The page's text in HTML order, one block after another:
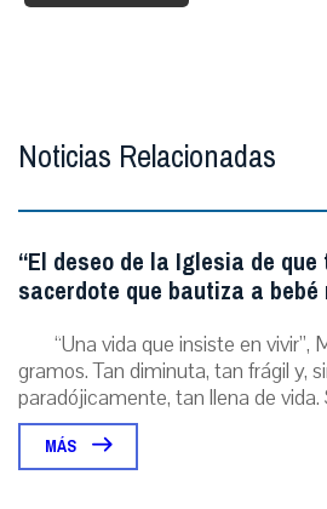
Noticias Relacionadas
“El deseo de la Iglesia de
sacerdote que bautiza a
“Una vida que insiste en vivir”,
gramos. Tan diminuta, tan frágil y,
paradójicamente, tan llena de vida.
MÁS